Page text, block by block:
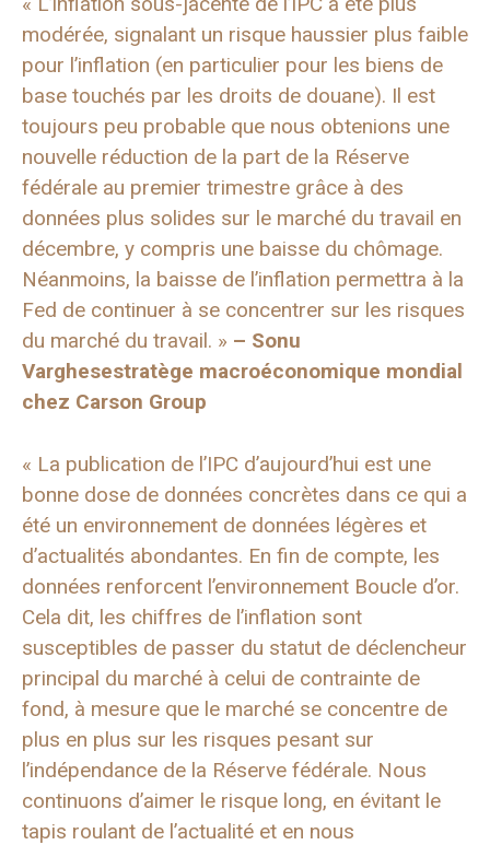
modérée, signalant un risque haussier plus faible
pour l’inflation (en particulier pour les biens de
base touchés par les droits de douane). Il est
toujours peu probable que nous obtenions une
nouvelle réduction de la part de la Réserve
fédérale au premier trimestre grâce à des
données plus solides sur le marché du travail en
décembre, y compris une baisse du chômage.
Néanmoins, la baisse de l’inflation permettra à la
Fed de continuer à se concentrer sur les risques
du marché du travail. » – Sonu
Varghesestratège macroéconomique mondial
chez Carson Group
« La publication de l’IPC d’aujourd’hui est une
bonne dose de données concrètes dans ce qui a
été un environnement de données légères et
d’actualités abondantes. En fin de compte, les
données renforcent l’environnement Boucle d’or.
Cela dit, les chiffres de l’inflation sont
susceptibles de passer du statut de déclencheur
principal du marché à celui de contrainte de
fond, à mesure que le marché se concentre de
plus en plus sur les risques pesant sur
l’indépendance de la Réserve fédérale. Nous
continuons d’aimer le risque long, en évitant le
tapis roulant de l’actualité et en nous